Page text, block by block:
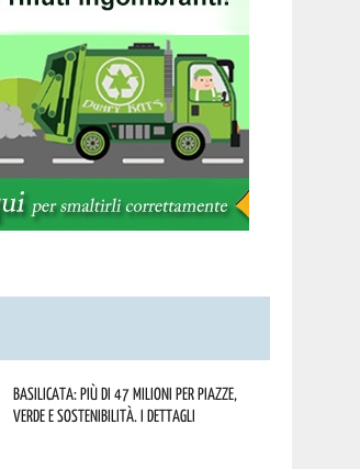
Basilicata: più di 47 milioni per piazze,
verde e sostenibilità. I dettagli